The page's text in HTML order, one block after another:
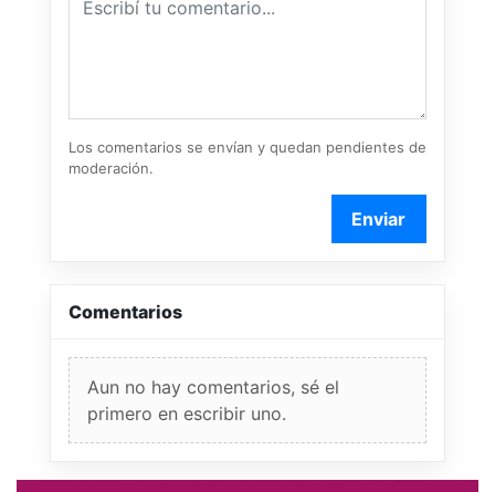
Los comentarios se envían y quedan pendientes de
moderación.
Enviar
Comentarios
Aun no hay comentarios, sé el
primero en escribir uno.